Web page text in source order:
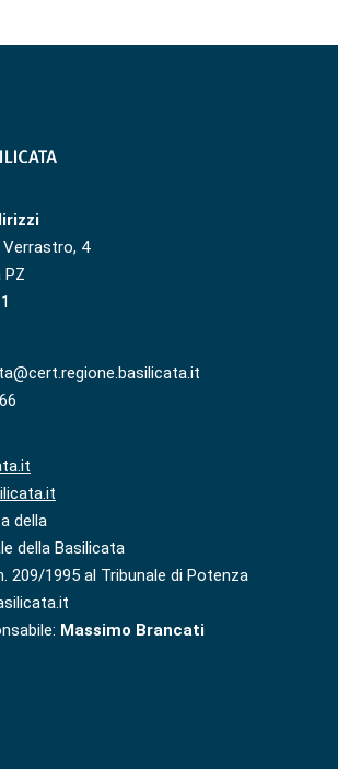
4
PZ
della
della Basilicata
209/1995 al Tribunale di Potenza
Massimo Brancati